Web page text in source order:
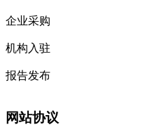
企业采购
机构入驻
报告发布
网站协议